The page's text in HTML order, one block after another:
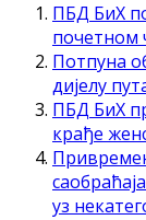
ПБД БиХ
почетном
Потпуна
дијелу
ПБД БиХ
крађе
уз